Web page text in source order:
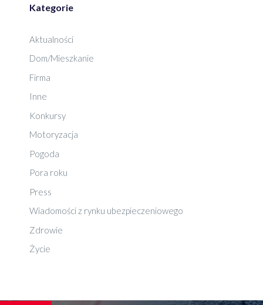
Kategorie
Aktualności
Dom/Mieszkanie
Firma
Inne
Konkursy
Motoryzacja
Pogoda
Pora roku
Press
Wiadomości z rynku ubezpieczeniowego
Zdrowie
Życie